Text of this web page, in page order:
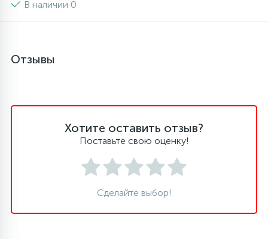
В наличии 0
Отзывы
Хотите оставить отзыв?
Поставьте свою оценку!
Сделайте выбор!